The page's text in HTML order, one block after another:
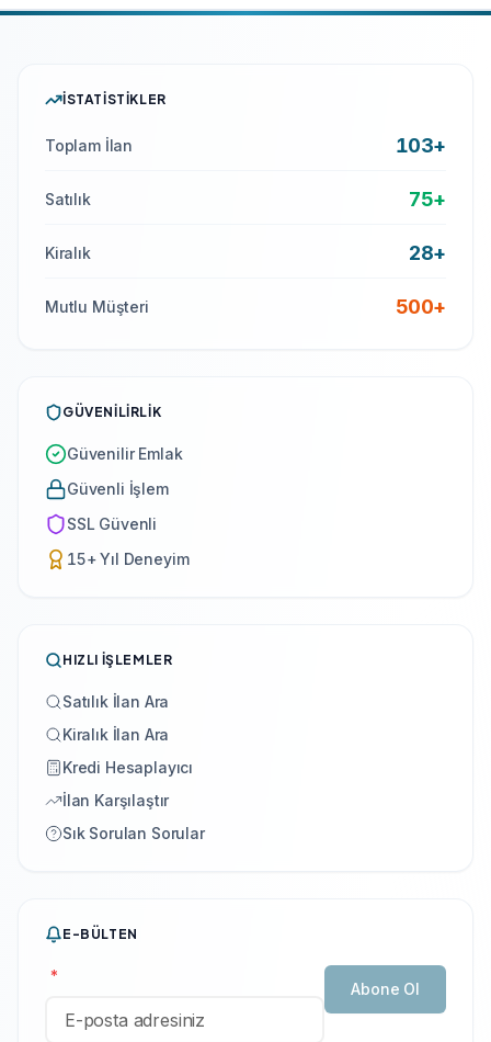
İSTATISTIKLER
Toplam İlan 103+
Satılık 75+
Kiralık 28+
Mutlu Müşteri 500+
GÜVENILIRLIK
Güvenilir Emlak
Güvenli İşlem
SSL Güvenli
15+ Yıl Deneyim
HIZLI İŞLEMLER
Satılık İlan Ara
Kiralık İlan Ara
Kredi Hesaplayıcı
İlan Karşılaştır
Sık Sorulan Sorular
E-BÜLTEN
*
Abone Ol